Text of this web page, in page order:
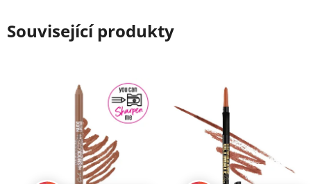
Související produkty